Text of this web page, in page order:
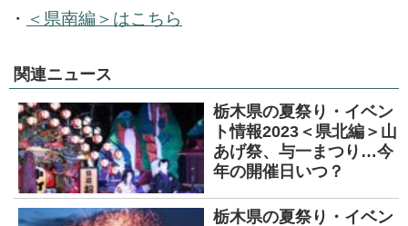
・ ＜県南編＞はこちら
関連ニュース
栃木県の夏祭り・イベン
ト情報2023＜県北編＞山
あげ祭、与一まつり…今
年の開催日いつ？
栃木県の夏祭り・イベン